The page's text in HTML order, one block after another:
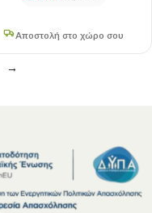
Αποστολή στο χώρο σου
→